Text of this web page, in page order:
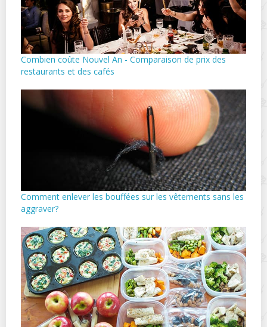
Combien coûte Nouvel An - Comparaison de prix des
restaurants et des cafés
Comment enlever les bouffées sur les vêtements sans les
aggraver?